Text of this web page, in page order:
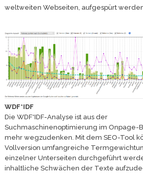
weltweiten Webseiten, aufgespürt
WDF*IDF
Die WDF*IDF-Analyse ist aus der
Suchmaschinenoptimierung im Onpage-
mehr wegzudenken. Mit dem SEO-Tool
Vollversion umfangreiche
einzelner Unterseiten durchgeführt
inhaltliche Schwächen der Texte